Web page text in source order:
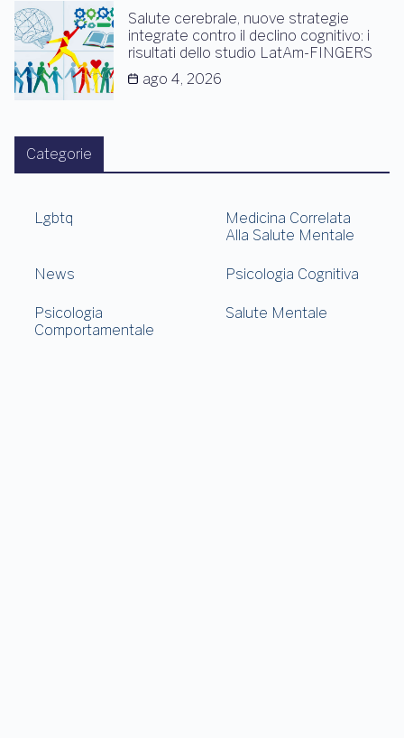
Salute cerebrale, nuove strategie
integrate contro il declino cognitivo: i
risultati dello studio LatAm-FINGERS
ago 4, 2026
Categorie
Lgbtq
Medicina Correlata
Alla Salute Mentale
News Psicologia Cognitiva
Psicologia
Comportamentale
Salute Mentale